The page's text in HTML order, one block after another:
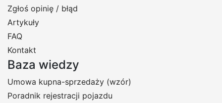
Zgłoś opinię / błąd
Artykuły
FAQ
Kontakt
Baza wiedzy
Umowa kupna-sprzedaży (wzór)
Poradnik rejestracji pojazdu